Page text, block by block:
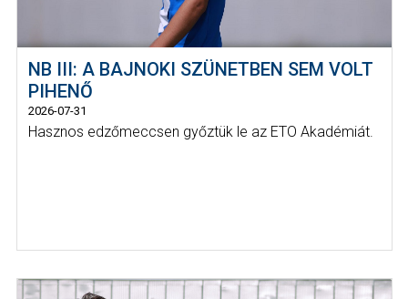
NB III: A BAJNOKI SZÜNETBEN SEM VOLT
PIHENŐ
2026-07-31
Hasznos edzőmeccsen győztük le az ETO Akadémiát.